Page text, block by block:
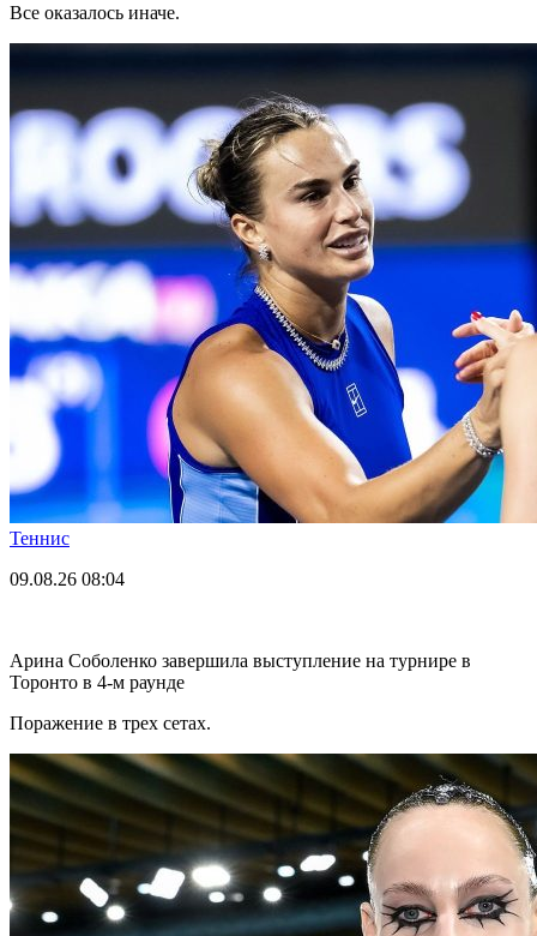
Все оказалось иначе.
Теннис
09.08.26 08:04
Арина Соболенко завершила выступление на турнире в
Торонто в 4-м раунде
Поражение в трех сетах.